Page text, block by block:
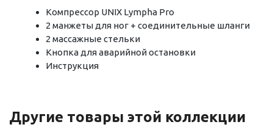
Компрессор UNIX Lympha Pro
2 манжеты для ног + соединительные шланги
2 массажные стельки
Кнопка для аварийной остановки
Инструкция
Другие товары этой коллекции